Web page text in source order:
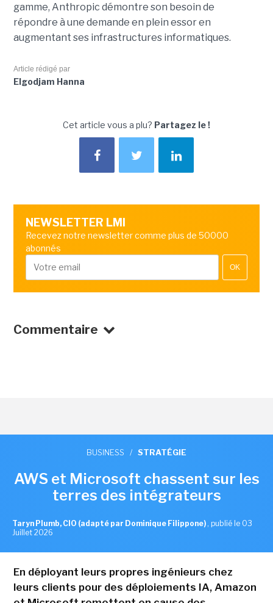
gamme, Anthropic démontre son besoin de
répondre à une demande en plein essor en
augmentant ses infrastructures informatiques.
Article rédigé par
Elgodjam Hanna
Cet article vous a plu? Partagez le !
NEWSLETTER LMI
Recevez notre newsletter comme plus de 50000
abonnés
OK
Commentaire
BUSINESS / STRATÉGIE
AWS et Microsoft chassent sur les
terres des intégrateurs
Taryn Plumb, CIO (adapté par Dominique Filippone) , publié le 03
Juillet 2026
En déployant leurs propres ingénieurs chez
leurs clients pour des déploiements IA, Amazon